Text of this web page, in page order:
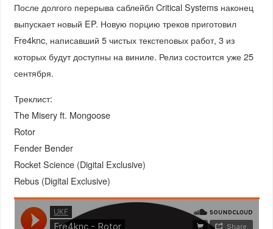
После долгого перерыва саблейбл Critical Systems наконец
выпускает новый EP. Новую порцию треков приготовил
Fre4knc, написавший 5 чистых текстеповых работ, 3 из
которых будут доступны на виниле. Релиз состоится уже 25
сентября.
Треклист:
The Misery ft. Mongoose
Rotor
Fender Bender
Rocket Science (Digital Exclusive)
Rebus (Digital Exclusive)